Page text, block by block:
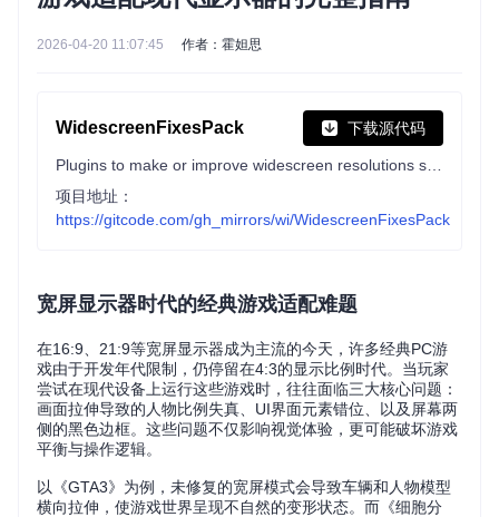
2026-04-20 11:07:45 作者：霍妲思
WidescreenFixesPack 下载源代码
项目地址：
https://gitcode.com/gh_mirrors/wi/WidescreenFixesPack
宽屏显示器时代的经典游戏适配难题
在16:9、21:9等宽屏显示器成为主流的今天，许多经典PC游
戏由于开发年代限制，仍停留在4:3的显示比例时代。当玩家
尝试在现代设备上运行这些游戏时，往往面临三大核心问题：
画面拉伸导致的人物比例失真、UI界面元素错位、以及屏幕两
侧的黑色边框。这些问题不仅影响视觉体验，更可能破坏游戏
平衡与操作逻辑。
以《GTA3》为例，未修复的宽屏模式会导致车辆和人物模型
横向拉伸，使游戏世界呈现不自然的变形状态。而《细胞分